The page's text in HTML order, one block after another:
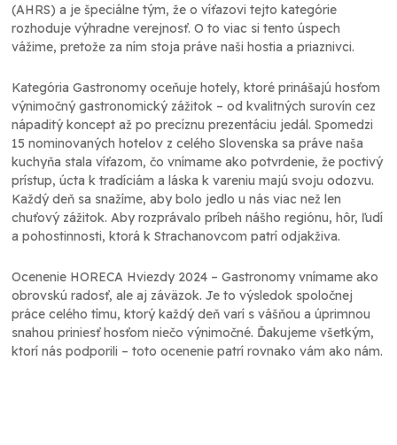
(AHRS) a je špeciálne tým, že o víťazovi tejto kategórie
rozhoduje výhradne verejnosť. O to viac si tento úspech
vážime, pretože za ním stoja práve naši hostia a priaznivci.
Kategória Gastronomy oceňuje hotely, ktoré prinášajú hosťom
výnimočný gastronomický zážitok – od kvalitných surovín cez
nápaditý koncept až po precíznu prezentáciu jedál. Spomedzi
15 nominovaných hotelov z celého Slovenska sa práve naša
kuchyňa stala víťazom, čo vnímame ako potvrdenie, že poctivý
prístup, úcta k tradíciám a láska k vareniu majú svoju odozvu.
Každý deň sa snažíme, aby bolo jedlo u nás viac než len
chuťový zážitok. Aby rozprávalo príbeh nášho regiónu, hôr, ľudí
a pohostinnosti, ktorá k Strachanovcom patrí odjakživa.
Ocenenie HORECA Hviezdy 2024 – Gastronomy vnímame ako
obrovskú radosť, ale aj záväzok. Je to výsledok spoločnej
práce celého tímu, ktorý každý deň varí s vášňou a úprimnou
snahou priniesť hosťom niečo výnimočné. Ďakujeme všetkým,
ktorí nás podporili – toto ocenenie patrí rovnako vám ako nám.